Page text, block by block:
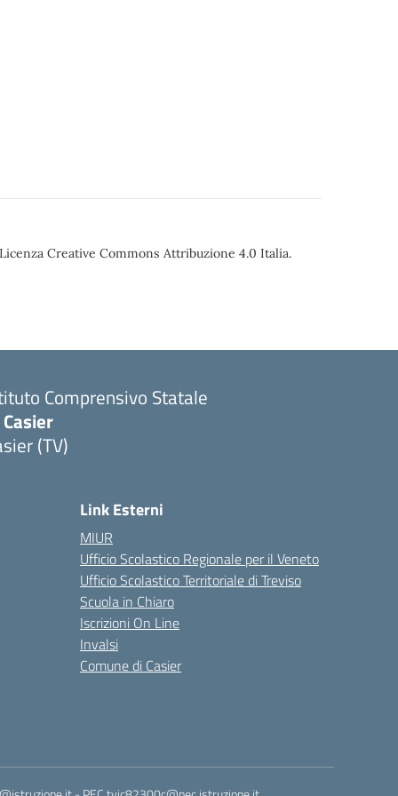
Creative Commons Attribuzione 4.0 Italia.
Comprensivo Statale
Casier
(TV)
Link Esterni
MIUR
Ufficio Scolastico Regionale per il Veneto
Ufficio Scolastico Territoriale di Treviso
Scuola in Chiaro
Iscrizioni On Line
Invalsi
Comune di Casier